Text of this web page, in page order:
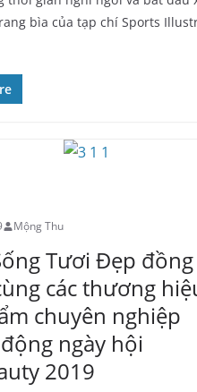
bìa của tạp chí Sports
Mộng Thu
Tươi Đẹp đồng
các thương
chuyên nghiệp
ngày hội
2019